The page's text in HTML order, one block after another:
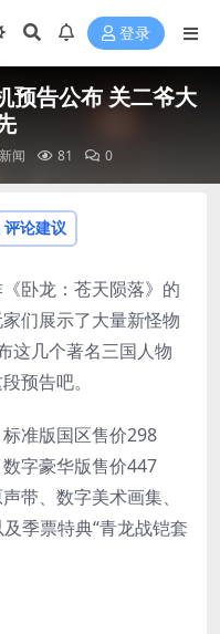
登录
预告公布 关二爷大
闻 81 0
评论建议
卧龙：苍天陨落》的
们展示了大量新怪物
这几个著名三国人物
预告吧。
准版国区售价298
字豪华版售价447
带、数字美术画集、
季票特典“青龙战铠套